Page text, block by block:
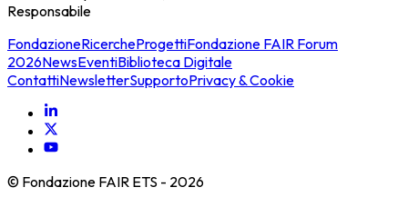
Responsabile
FondazioneRicercheProgettiFondazione FAIR Forum
2026NewsEventiBiblioteca Digitale
ContattiNewsletterSupportoPrivacy & Cookie
© Fondazione FAIR ETS - 2026